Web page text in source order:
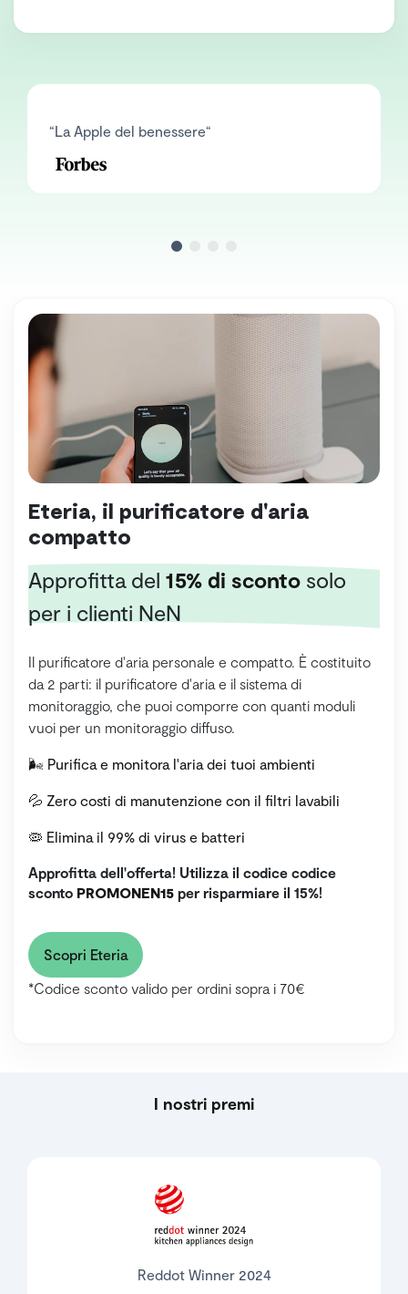
“La Apple del benessere“
Eteria, il purificatore d'aria
compatto
Approfitta del 15% di sconto solo
per i clienti NeN
Il purificatore d'aria personale e compatto. È costituito
da 2 parti: il purificatore d'aria e il sistema di
monitoraggio, che puoi comporre con quanti moduli
vuoi per un monitoraggio diffuso.
🌬️ Purifica e monitora l'aria dei tuoi ambienti
💦 Zero costi di manutenzione con il filtri lavabili
🦠 Elimina il 99% di virus e batteri
Approfitta dell'offerta! Utilizza il codice codice
sconto PROMONEN15 per risparmiare il 15%!
Scopri Eteria
*Codice sconto valido per ordini sopra i 70€
I nostri premi
Reddot Winner 2024